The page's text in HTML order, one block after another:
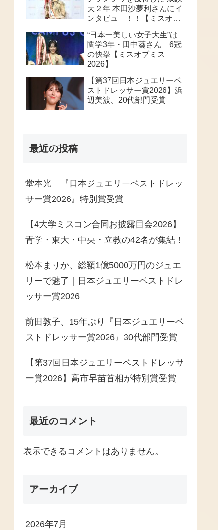
大２年 本田沙夢利さんにイ
ンタビュー！！【ミスオブ
“日本一美しい女子大生”は
関学3年・田中葵さん 6冠
の快挙【ミスオブミス
2026】
【第37回日本ジュエリーベ
ストドレッサー賞2026】浜
辺美波、20代部門受賞
最近の投稿
堂本光一『日本ジュエリーベストドレッ
サー賞2026』特別賞受賞
【4大学ミスコン合同お披露目会2026】
青学・東大・中央・立教の42名が集結！
松本まりか、総額1億5000万円のジュエ
リーで魅了｜日本ジュエリーベストドレ
ッサー賞2026
前田敦子、15年ぶり『日本ジュエリーベ
ストドレッサー賞2026』30代部門受賞
【第37回日本ジュエリーベストドレッサ
ー賞2026】高市早苗首相が特別賞受賞
最近のコメント
表示できるコメントはありません。
アーカイブ
2026年7月